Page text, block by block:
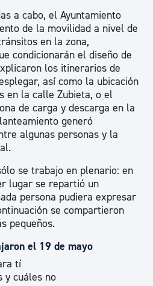
a cabo, el Ayuntamiento
de la movilidad a nivel de
en la zona,
condicionarán el diseño de
los itinerarios de
así como la ubicación
en la calle Zubieta, o el
de carga y descarga en la
generó
algunas personas y la
se trabajo en plenario: en
lugar se repartió un
persona pudiera expresar
se compartieron
pequeños.
el 19 de mayo
tí
y cuáles no